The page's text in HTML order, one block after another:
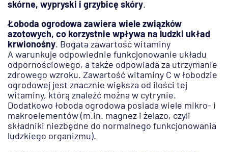
skórne, wypryski i grzybicę skóry.
Łoboda ogrodowa zawiera wiele związków
azotowych, co korzystnie wpływa na ludzki układ
krwionośny. Bogata zawartość witaminy
A warunkuje odpowiednie funkcjonowanie układu
odpornościowego, a także odpowiada za utrzymanie
zdrowego wzroku. Zawartość witaminy C w łobodzie
ogrodowej jest znacznie większa od ilości tej
witaminy, którą znaleźć można w cytrynie.
Dodatkowo łoboda ogrodowa posiada wiele mikro- i
makroelementów (m.in. magnez i żelazo, czyli
składniki niezbędne do normalnego funkcjonowania
ludzkiego organizmu).